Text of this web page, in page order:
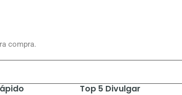
compra.
Top 5 Divulgar